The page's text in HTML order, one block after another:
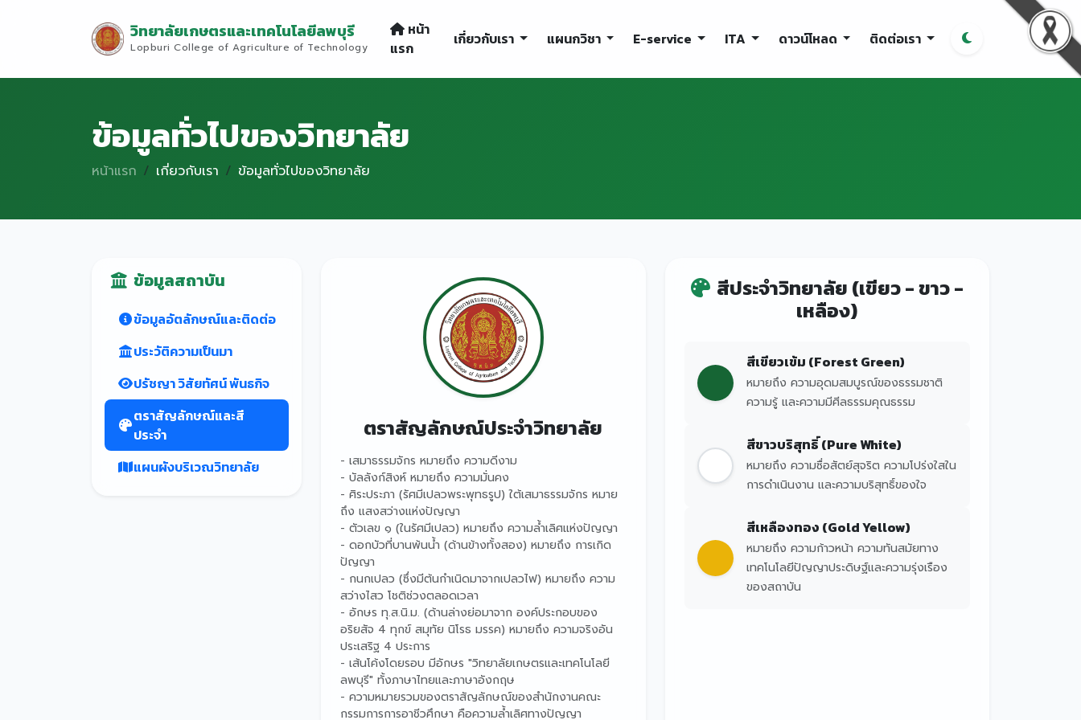
วิทยาลัยเกษตรและเทคโนโลยีลพบุรี
Lopburi College of Agriculture of Technology
หน้า
แรก
เกี่ยวกับเรา แผนกวิชา E-service ITA ดาวน์โหลด ติดต่อเรา
ข้อมูลทั่วไปของวิทยาลัย
หน้าแรก เกี่ยวกับเรา ข้อมูลทั่วไปของวิทยาลัย
ข้อมูลสถาบัน
ข้อมูลอัตลักษณ์และติดต่อ
ประวัติความเป็นมา
ปรัชญา วิสัยทัศน์ พันธกิจ
ตราสัญลักษณ์และสี
ประจำ
แผนผังบริเวณวิทยาลัย
ตราสัญลักษณ์ประจำวิทยาลัย
- เสมาธรรมจักร หมายถึง ความดีงาม
- บัลลังก์สิงห์ หมายถึง ความมั่นคง
- ศิระประภา (รัศมีเปลวพระพุทธรูป) ใต้เสมาธรรมจักร หมาย
ถึง แสงสว่างแห่งปัญญา
- ตัวเลข ๑ (ในรัศมีเปลว) หมายถึง ความล้ำเลิศแห่งปัญญา
- ดอกบัวที่บานพ้นน้ำ (ด้านข้างทั้งสอง) หมายถึง การเกิด
ปัญญา
- กนกเปลว (ซึ่งมีต้นกำเนิดมาจากเปลวไฟ) หมายถึง ความ
สว่างไสว โชติช่วงตลอดเวลา
- อักษร ทุ.ส.นิ.ม. (ด้านล่างย่อมาจาก องค์ประกอบของ
อริยสัจ 4 ทุกข์ สมุทัย นิโรธ มรรค) หมายถึง ความจริงอัน
ประเสริฐ 4 ประการ
- เส้นโค้งโดยรอบ มีอักษร "วิทยาลัยเกษตรและเทคโนโลยี
ลพบุรี" ทั้งภาษาไทยและภาษาอังกฤษ
- ความหมายรวมของตราสัญลักษณ์ของสำนักงานคณะ
กรรมการการอาชีวศึกษา คือความล้ำเลิศทางปัญญา
สีประจำวิทยาลัย (เขียว - ขาว -
เหลือง)
สีเขียวเข้ม (Forest Green)
หมายถึง ความอุดมสมบูรณ์ของธรรมชาติ
ความรู้ และความมีศีลธรรมคุณธรรม
สีขาวบริสุทธิ์ (Pure White)
หมายถึง ความซื่อสัตย์สุจริต ความโปร่งใสใน
การดำเนินงาน และความบริสุทธิ์ของใจ
สีเหลืองทอง (Gold Yellow)
หมายถึง ความก้าวหน้า ความทันสมัยทาง
เทคโนโลยีปัญญาประดิษฐ์และความรุ่งเรือง
ของสถาบัน